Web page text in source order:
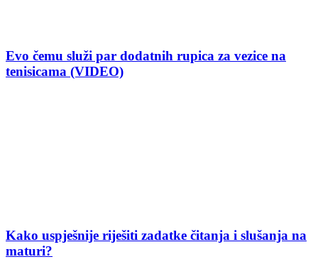
Evo čemu služi par dodatnih rupica za vezice na
tenisicama (VIDEO)
Kako uspješnije riješiti zadatke čitanja i slušanja na
maturi?